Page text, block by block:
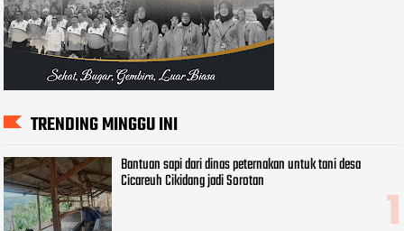
TRENDING MINGGU INI
Bantuan sapi dari dinas peternakan untuk tani desa
Cicareuh Cikidang jadi Sorotan